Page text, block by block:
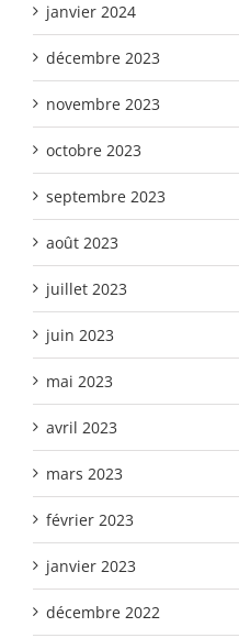
janvier 2024
décembre 2023
novembre 2023
octobre 2023
septembre 2023
août 2023
juillet 2023
juin 2023
mai 2023
avril 2023
mars 2023
février 2023
janvier 2023
décembre 2022